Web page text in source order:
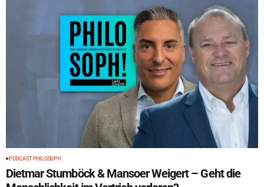
PODCAST PHILOSOPH
Dietmar Stumböck & Mansoer Weigert – Geht die